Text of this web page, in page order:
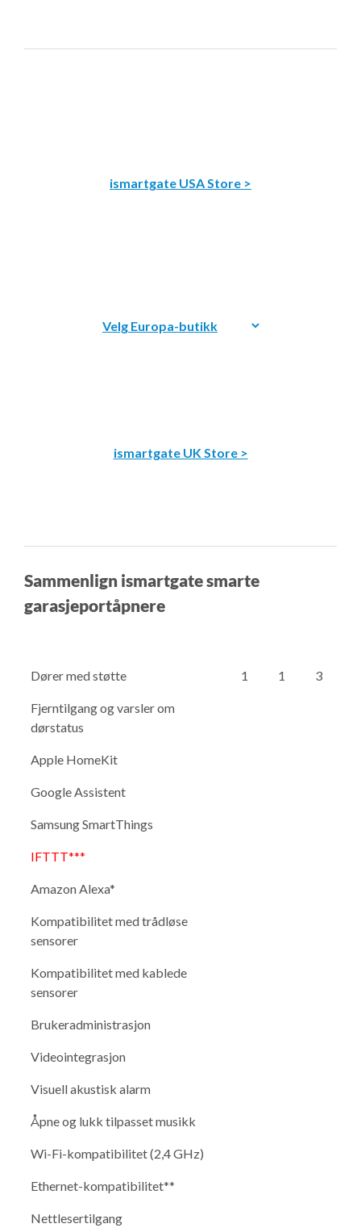
ismartgate USA Store >
ismartgate UK Store >
Sammenlign ismartgate smarte
garasjeportåpnere
Dører med støtte 1 1 3
Fjerntilgang og varsler om
dørstatus
Apple HomeKit
Google Assistent
Samsung SmartThings
IFTTT***
Amazon Alexa*
Kompatibilitet med trådløse
sensorer
Kompatibilitet med kablede
sensorer
Brukeradministrasjon
Videointegrasjon
Visuell akustisk alarm
Åpne og lukk tilpasset musikk
Wi-Fi-kompatibilitet (2,4 GHz)
Ethernet-kompatibilitet**
Nettlesertilgang